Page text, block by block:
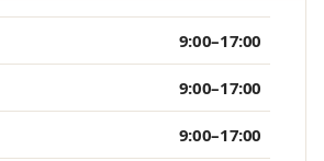
9:00–17:00
9:00–17:00
9:00–17:00